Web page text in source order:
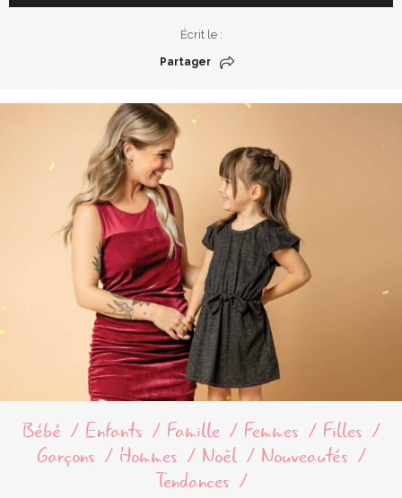
Écrit le :
Partager
Bébé Enfants Famille Femmes
Filles
Garçons
Hommes Noël
Nouveautés
Tendances